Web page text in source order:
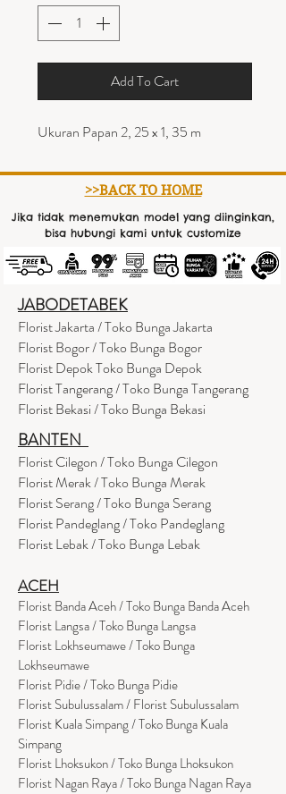
Add To Cart
Ukuran Papan 2, 25 x 1, 35 m
>>BACK TO HOME
Jika tidak menemukan model yang diinginkan,
bisa hubungi kami untuk customize
JABODETABEK
Florist Jakarta / Toko Bunga Jakarta
Florist Bogor / Toko Bunga Bogor
Florist Depok Toko Bunga Depok
Florist Tangerang / Toko Bunga Tangerang
Florist Bekasi / Toko Bunga Bekasi
BANTEN
Florist Cilegon / Toko Bunga Cilegon
Florist Merak / Toko Bunga Merak
Florist Serang / Toko Bunga Serang
Florist Pandeglang / Toko Pandeglang
Florist Lebak / Toko Bunga Lebak
ACEH
Florist Banda Aceh / Toko Bunga Banda Aceh
Florist Langsa / Toko Bunga Langsa
Florist Lokhseumawe / Toko Bunga
Lokhseumawe
Florist Pidie / Toko Bunga Pidie
Florist Subulussalam / Florist Subulussalam
Florist Kuala Simpang / Toko Bunga Kuala
Simpang
Florist Lhoksukon / Toko Bunga Lhoksukon
Florist Nagan Raya / Toko Bunga Nagan Raya